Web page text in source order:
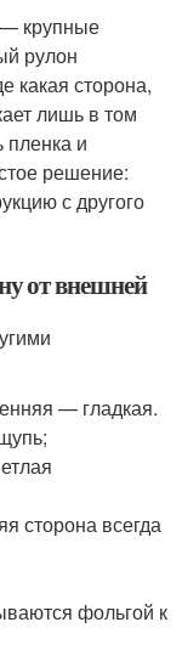
крупные
рулон
какая сторона,
лишь в том
пленка и
решение:
с другого
от внешней
— гладкая.
сторона всегда
фольгой к